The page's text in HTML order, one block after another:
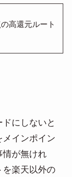
高還元ルート
にしないと
インポイン
情が無けれ
を楽天以外の